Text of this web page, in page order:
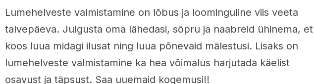
Lumehelveste valmistamine on lõbus ja loominguline viis veeta
talvepäeva. Julgusta oma lähedasi, sõpru ja naabreid ühinema, et
koos luua midagi ilusat ning luua põnevaid mälestusi. Lisaks on
lumehelveste valmistamine ka hea võimalus harjutada käelist
osavust ja täpsust. Saa uuemaid kogemusi!!